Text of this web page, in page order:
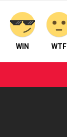
WIN WTF